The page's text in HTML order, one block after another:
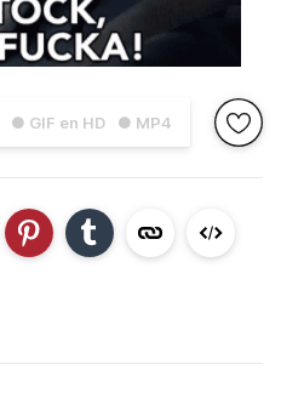
● GIF en HD ● MP4